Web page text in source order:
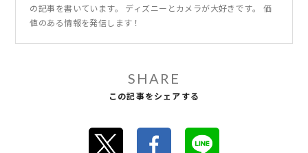
の記事を書いています。 ディズニーとカメラが大好きです。 価
値のある情報を発信します！
SHARE
この記事をシェアする